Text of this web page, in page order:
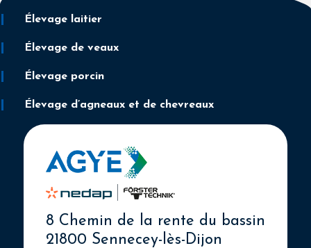
Élevage laitier
Élevage de veaux
Élevage porcin
Élevage d’agneaux et de chevreaux
8 Chemin de la rente du bassin
21800 Sennecey-lès-Dijon